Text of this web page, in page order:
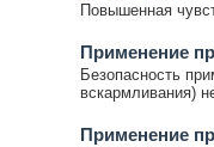
Повышенная
Применение
Безопасность
вскармливания)
Применение